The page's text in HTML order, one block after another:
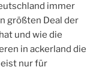
immer
größten Deal der
und wie die
in ackerland die
nur für